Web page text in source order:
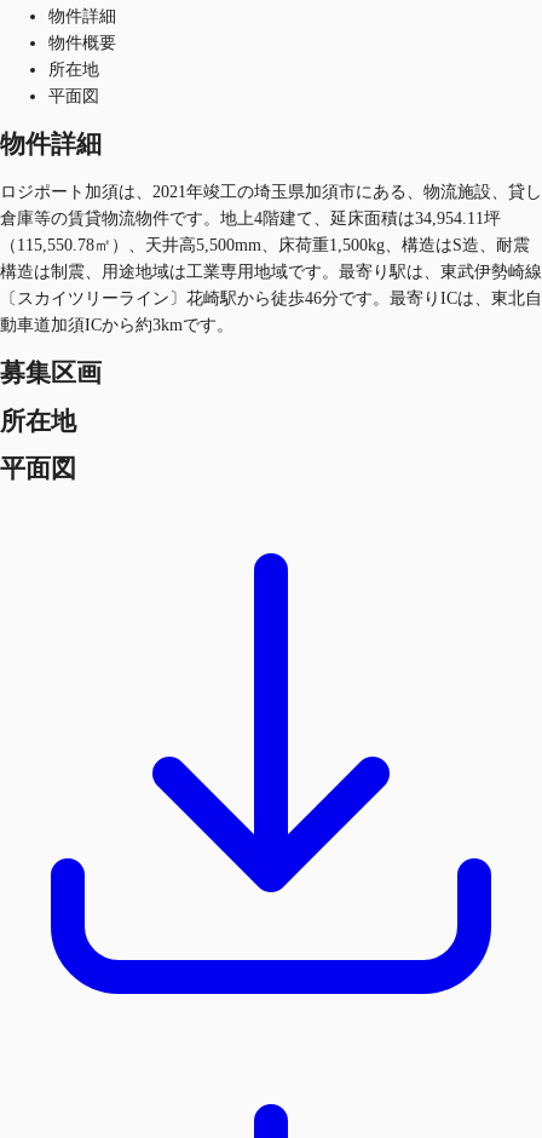
物件詳細
物件概要
所在地
平面図
物件詳細
ロジポート加須は、2021年竣工の埼玉県加須市にある、物流施設、貸し
倉庫等の賃貸物流物件です。地上4階建て、延床面積は34,954.11坪
（115,550.78㎡）、天井高5,500mm、床荷重1,500kg、構造はS造、耐震
構造は制震、用途地域は工業専用地域です。最寄り駅は、東武伊勢崎線
〔スカイツリーライン〕花崎駅から徒歩46分です。最寄りICは、東北自
動車道加須ICから約3kmです。
募集区画
所在地
平面図